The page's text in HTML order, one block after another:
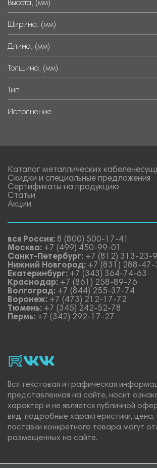
Высота, (мм)
Ширина, (мм)
Длина, (мм)
Толщина, (мм)
Тип
Исполнение
Каталог металлических
Скидки и специальные предложения
Сертификаты на продукцию
Статьи
Акции
вся Россия: 8 (800) 500-17-41
Москва: +7 (499) 450-99-01
Санкт-Петербург: +7 (812) 313-23-
Нижний Новгород: +7 (831) 288-47-
Екатеринбург: +7 (343) 364-74-63
Краснодар: +7 (861) 258-89-76
Волгоград: +7 (844) 255-37-74
Воронеж: +7 (473) 212-17-72
Тюмень: +7 (345) 242-52-78
Пермь: +7 (342) 292-17-27
rutubevk_video.
Vk.
Вся текстовая и графическая
представленная на сайте, носит
характер и не является публичной
вид, подробные характеристики, цена,
поставки конкретного товара могут
размещенных на сайте.